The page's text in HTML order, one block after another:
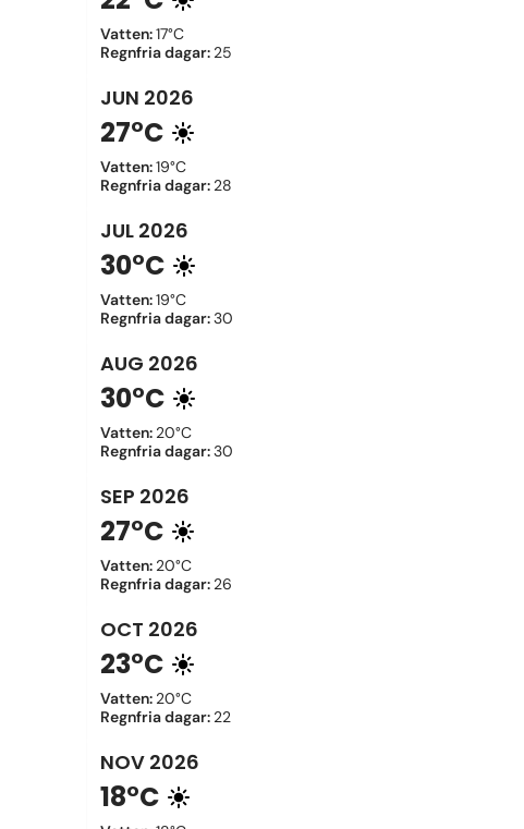
Vatten:17°C
Regnfria dagar: 25
JUN 2026
27°C
Vatten:19°C
Regnfria dagar: 28
JUL 2026
30°C
Vatten:19°C
Regnfria dagar:30
AUG 2026
30°C
Vatten: 20°C
Regnfria dagar:30
SEP 2026
27°C
Vatten: 20°C
Regnfria dagar: 26
OCT 2026
23°C
Vatten: 20°C
Regnfria dagar: 22
NOV 2026
18°C